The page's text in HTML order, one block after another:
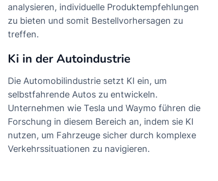
analysieren, individuelle Produktempfehlungen
zu bieten und somit Bestellvorhersagen zu
treffen.
Ki in der Autoindustrie
Die Automobilindustrie setzt KI ein, um
selbstfahrende Autos zu entwickeln.
Unternehmen wie Tesla und Waymo führen die
Forschung in diesem Bereich an, indem sie KI
nutzen, um Fahrzeuge sicher durch komplexe
Verkehrssituationen zu navigieren.